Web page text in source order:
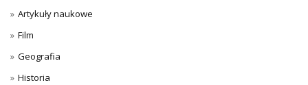
Artykuły naukowe
Film
Geografia
Historia